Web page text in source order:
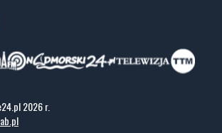
2026 r.